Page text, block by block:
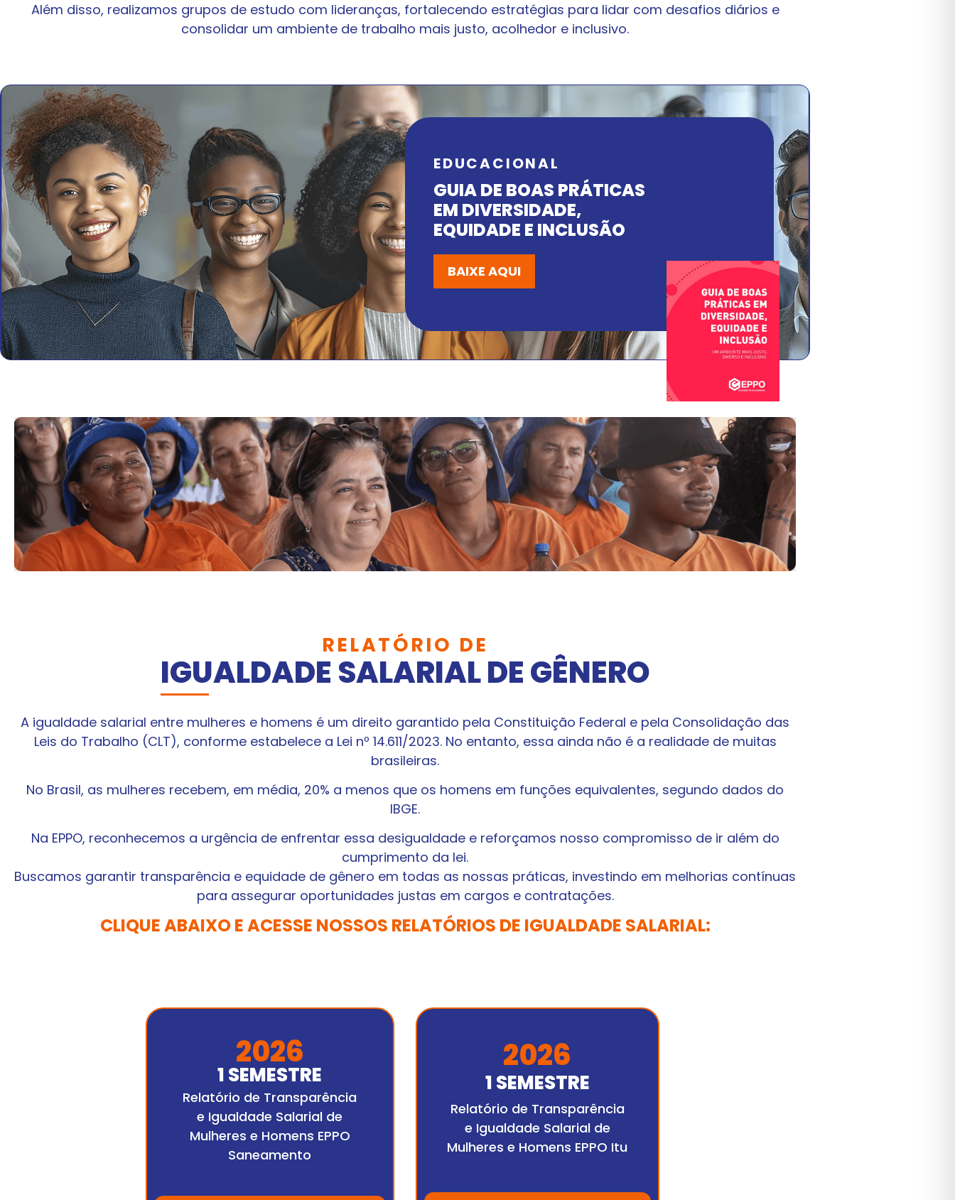
Além disso, realizamos grupos de estudo com lideranças, fortalecendo estratégias para lidar com desafios diários e
consolidar um ambiente de trabalho mais justo, acolhedor e inclusivo.
EDUCACIONAL
GUIA DE BOAS PRÁTICAS
EM DIVERSIDADE,
EQUIDADE E INCLUSÃO
BAIXE AQUI
RELATÓRIO DE
IGUALDADE SALARIAL DE GÊNERO
A igualdade salarial entre mulheres e homens é um direito garantido pela Constituição Federal e pela Consolidação das
Leis do Trabalho (CLT), conforme estabelece a Lei nº 14.611/2023. No entanto, essa ainda não é a realidade de muitas
brasileiras.
No Brasil, as mulheres recebem, em média, 20% a menos que os homens em funções equivalentes, segundo dados do
IBGE.
Na EPPO, reconhecemos a urgência de enfrentar essa desigualdade e reforçamos nosso compromisso de ir além do
cumprimento da lei.
Buscamos garantir transparência e equidade de gênero em todas as nossas práticas, investindo em melhorias contínuas
para assegurar oportunidades justas em cargos e contratações.
CLIQUE ABAIXO E ACESSE NOSSOS RELATÓRIOS DE IGUALDADE SALARIAL:
2026
1 SEMESTRE
Relatório de Transparência
e Igualdade Salarial de
Mulheres e Homens EPPO
Saneamento
2026
1 SEMESTRE
Relatório de Transparência
e Igualdade Salarial de
Mulheres e Homens EPPO Itu